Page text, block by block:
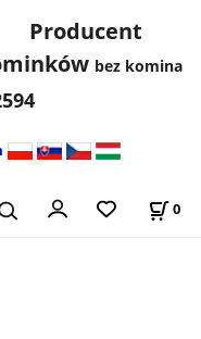
Producent
bez komina
0